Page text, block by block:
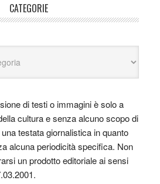
CATEGORIE
di testi o immagini è solo a
cultura e senza alcuno scopo di
testata giornalistica in quanto
alcuna periodicità specifica. Non
un prodotto editoriale ai sensi